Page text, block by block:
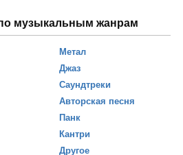
музыкальным жанрам
Метал
Джаз
Саундтреки
Авторская песня
Панк
Кантри
Другое